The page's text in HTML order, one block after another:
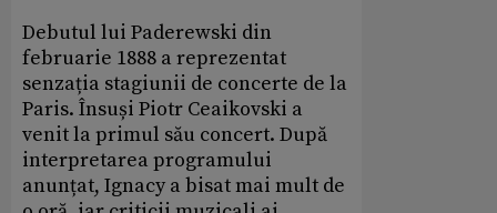
Debutul lui Paderewski din
februarie 1888 a reprezentat
senzația stagiunii de concerte de la
Paris. Însuși Piotr Ceaikovski a
venit la primul său concert. După
interpretarea programului
anunțat, Ignacy a bisat mai mult de